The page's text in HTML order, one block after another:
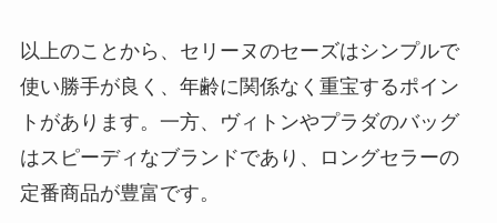
以上のことから、セリーヌのセーズはシンプルで
使い勝手が良く、年齢に関係なく重宝するポイン
トがあります。一方、ヴィトンやプラダのバッグ
はスピーディなブランドであり、ロングセラーの
定番商品が豊富です。